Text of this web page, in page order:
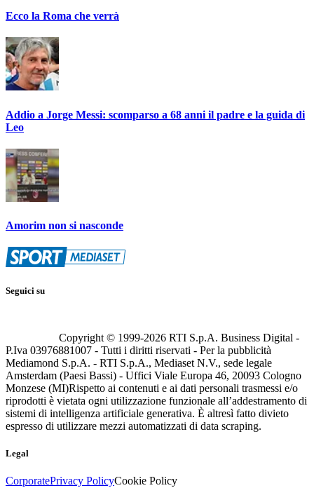
Ecco la Roma che verrà
Addio a Jorge Messi: scomparso a 68 anni il padre e la guida di
Leo
Amorim non si nasconde
Seguici su
Copyright © 1999-2026 RTI S.p.A. Business Digital -
P.Iva 03976881007 - Tutti i diritti riservati - Per la pubblicità
Mediamond S.p.A. - RTI S.p.A., Mediaset N.V., sede legale
Amsterdam (Paesi Bassi) - Uffici Viale Europa 46, 20093 Cologno
Monzese (MI)Rispetto ai contenuti e ai dati personali trasmessi e/o
riprodotti è vietata ogni utilizzazione funzionale all’addestramento di
sistemi di intelligenza artificiale generativa. È altresì fatto divieto
espresso di utilizzare mezzi automatizzati di data scraping.
Legal
CorporatePrivacy PolicyCookie Policy